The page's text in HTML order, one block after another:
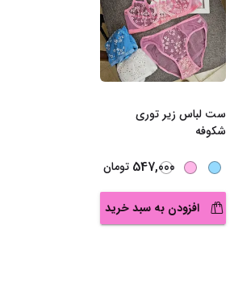
ست لباس زیر توری
شکوفه
547,000 تومان
افزودن به سبد خرید